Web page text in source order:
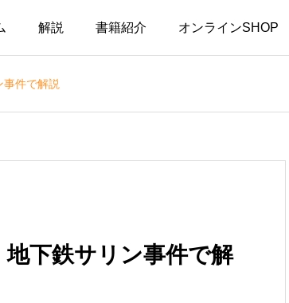
解説 書籍紹介 オンラインSHOP
件で解説
下鉄サリン事件で解